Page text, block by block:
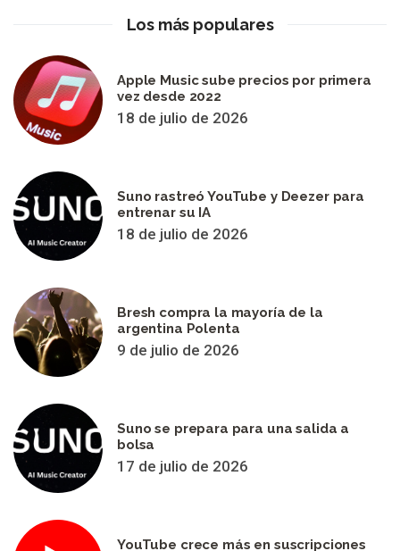
Los más populares
Apple Music sube precios por primera
vez desde 2022
18 de julio de 2026
Suno rastreó YouTube y Deezer para
entrenar su IA
18 de julio de 2026
Bresh compra la mayoría de la
argentina Polenta
9 de julio de 2026
Suno se prepara para una salida a
bolsa
17 de julio de 2026
YouTube crece más en suscripciones